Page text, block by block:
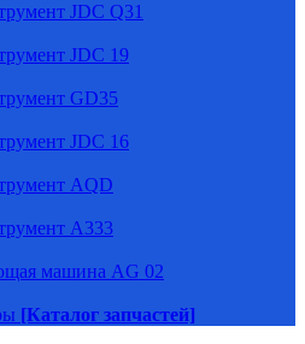
JDC Q31
JDC 19
GD35
JDC 16
AQD
A333
машина AG 02
[Каталог запчастей]